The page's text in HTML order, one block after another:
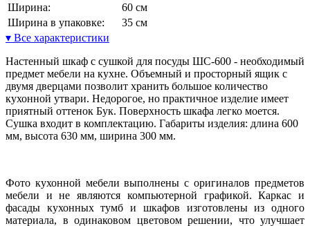
Ширина:
60 см
Ширина в упаковке:
35 см
▾ Все характеристики
Настенный шкаф с сушкой для посуды ШС-600 - необходимый
предмет мебели на кухне. Объемный и просторный ящик с
двумя дверцами позволит хранить большое количество
кухонной утвари. Недорогое, но практичное изделие имеет
приятный оттенок Бук. Поверхность шкафа легко моется.
Сушка входит в комплектацию. Габариты изделия: длина 600
мм, высота 630 мм, ширина 300 мм.
Фото кухонной мебели выполнены с оригиналов предметов
мебели и не являются компьютерной графикой. Каркас и
фасады кухонных тумб и шкафов изготовлены из одного
материала, в одинаковом цветовом решении, что улучшает